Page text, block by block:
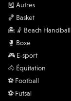
🎽 Autres
🏀 Basket
🏝️🤾 Beach Handball
🥊 Boxe
🎮 E-sport
🐴 Équitation
⚽️ Football
⚽️ Futsal